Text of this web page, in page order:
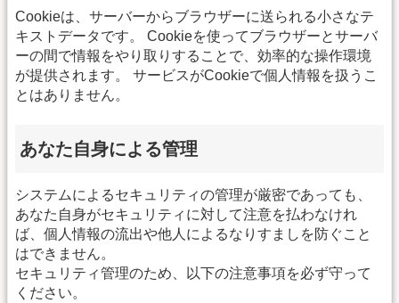
Cookieは、サーバーからブラウザーに送られる小さなテ
キストデータです。 Cookieを使ってブラウザーとサーバ
ーの間で情報をやり取りすることで、効率的な操作環境
が提供されます。 サービスがCookieで個人情報を扱うこ
とはありません。
あなた自身による管理
システムによるセキュリティの管理が厳密であっても、
あなた自身がセキュリティに対して注意を払わなけれ
ば、個人情報の流出や他人によるなりすましを防ぐこと
はできません。
セキュリティ管理のため、以下の注意事項を必ず守って
ください。